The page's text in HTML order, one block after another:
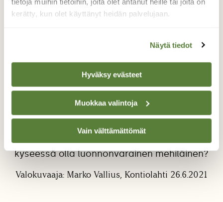
kerätty, kun olet käyttänyt heidän palvelujaan.
Näytä tiedot
Hyväksy evästeet
Muokkaa valintoja
Vain välttämättömät
Kiirettä pitää kesätöissä
Pihapiirimme pensaassa käy kuhina ja näitä
vieraita nähtiin kaksi kappaletta. Eri
kimalaislajeja ja kokoja näkyi monia, mutta
tästä jäimme pohtimaan, että voiko
kyseessä olla luonnonvarainen mehiläinen?
Valokuvaaja: Marko Vallius, Kontiolahti 26.6.2021